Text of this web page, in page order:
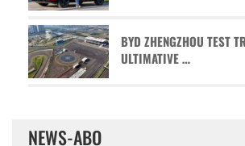
BYD ZHENGZHOU TEST
ULTIMATIVE …
NEWS-ABO